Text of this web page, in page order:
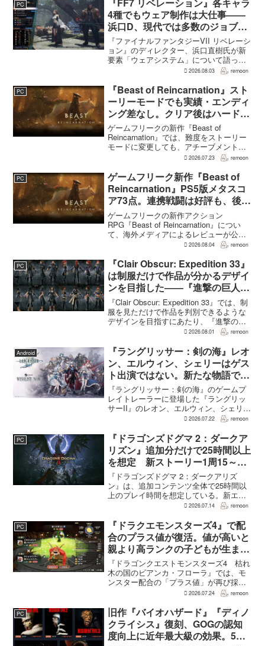
ニコゲーマーが...
PC
4種でもウェア制作は大仕事――
浜口D、現代では多数のジョブを
1作に盛り込むのは極めて困難と
説明
『ファイナルファンタジーVII リベレーシ
ョン』のディレクター、浜口直樹氏が新
要素「ウェアシステム」について語っ
た。本作では8人のパーティキャラクター
が、キャラクター数が多いため、作業量
はかなりのものにな...
2026.08.03 remoon
PC
『Beast of Reincarnation』スト
ーリーモードでも実績・エンディ
ング差なし。クリア後はハード超
えのNEW GAME+も
ゲームフリークの新作『Beast of
Reincarnation』では、難度をストーリー
モードに変更しても、アチーブメントや
収集要素、エンディングに違いはない。
難度のNEW GAME+も用意されてい
る。...
2026.07.23 remoon
PC
ゲームフリーク新作『Beast of
Reincarnation』PS5版メタスコ
ア73点。連携戦闘は好評も、後半
の“ボス再戦続き”には不満
ゲームフリークの新作アクション
RPG『Beast of Reincarnation』につい
て、海外メディアによるレビューが公開
された。PS5版のメタスコアは73。採点
否両論で、不評に分類されたレビュ...
2026.08.04 remoon
PC
『Clair Obscur: Expedition 33』
は制服だけで作品が分かるデザイ
ンを目指した――『進撃の巨人』
の制服と『BLEACH』のキャラ
造形が影響
『Clair Obscur: Expedition 33』では、制
服を見ただけで作品を判別できるような
デザインを目指すにあたり、『進撃の巨
人』を参考にしたという。あわせて、キ
ルで印象に残るデザインから...
2026.08.01 remoon
Android
『ラングリッサー：剣の海』レオ
ン、エルウィン、シェリーはゲス
ト出演ではない。新たな物語で重
要な役割を担う
『ラングリッサー：剣の海』のゲームプ
レイトレーラーに登場した『ラングリッ
サーII』のレオン、エルウィン、シェリー
は、単なるファンサービスやゲスト出演
を担う。ファミ通のメールインタビュー
で本作のプロデューサ...
2026.07.22 remoon
PC
『ドラゴンズドグマ 2：ダークア
リズン』追加分だけで25時間以上
を想定 新ストーリー1周15～20
時間、12種ダンジョンは各30分
～1時間
『ドラゴンズドグマ 2：ダークアリズ
ン』は、追加コンテンツ全体で25時間以
上のプレイ時間を想定している。新エリ
ア「ノルガン」で展開されるメインシナ
追加される12種類のユニークダンジョン
「忘れられた試...
2026.07.14 remoon
PC
『ドラクエモンスターズ4』で配
合のプラス値が復活。値が高いと
親より高ランクの子どもが生まれ
ることも
『ドラゴンクエストモンスターズ4 枯れ
木の国のビアンカ・フローラ』では、モ
ンスター配合の「プラス値」が再び採用
される。配合を繰り返すことで数値が増
が高くなる補正がかかる。前作『ドラゴ
ンクエストモンスターズ...
2026.07.24 remoon
PC
旧作『バイオハザード』『ディノ
クライシス』復刻、GOGの認知
度向上に近年最大級の効果。5作